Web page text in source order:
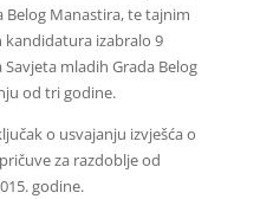
Belog Manastira, te tajnim
kandidatura izabralo 9
mladih Grada Belog
od tri godine.
o usvajanju izvješća o
za razdoblje od
godine.